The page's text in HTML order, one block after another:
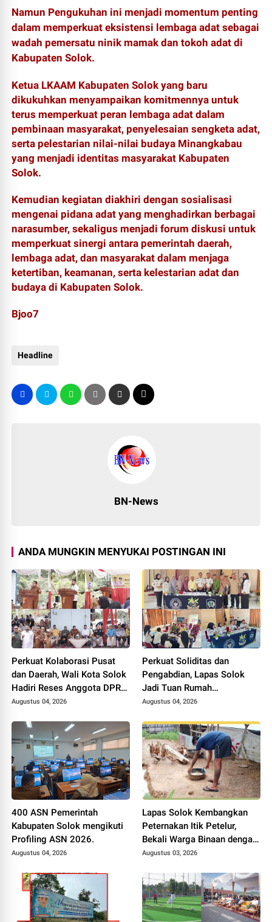
Namun Pengukuhan ini menjadi momentum penting
dalam memperkuat eksistensi lembaga adat sebagai
wadah pemersatu ninik mamak dan tokoh adat di
Kabupaten Solok.
Ketua LKAAM Kabupaten Solok yang baru
dikukuhkan menyampaikan komitmennya untuk
terus memperkuat peran lembaga adat dalam
pembinaan masyarakat, penyelesaian sengketa adat,
serta pelestarian nilai-nilai budaya Minangkabau
yang menjadi identitas masyarakat Kabupaten
Solok.
Kemudian kegiatan diakhiri dengan sosialisasi
mengenai pidana adat yang menghadirkan berbagai
narasumber, sekaligus menjadi forum diskusi untuk
memperkuat sinergi antara pemerintah daerah,
lembaga adat, dan masyarakat dalam menjaga
ketertiban, keamanan, serta kelestarian adat dan
budaya di Kabupaten Solok.
Bjoo7
Headline
BN-News
ANDA MUNGKIN MENYUKAI POSTINGAN INI
Perkuat Kolaborasi Pusat
dan Daerah, Wali Kota Solok
Hadiri Reses Anggota DPR
RI H. Zigo Rolanda
Augustus 04, 2026
Perkuat Soliditas dan
Pengabdian, Lapas Solok
Jadi Tuan Rumah
Musyawarah Pembentukan
Daerah.
Augustus 04, 2026
400 ASN Pemerintah
Kabupaten Solok mengikuti
Profiling ASN 2026.
Augustus 04, 2026
Lapas Solok Kembangkan
Peternakan Itik Petelur,
Bekali Warga Binaan dengan
Keterampilan Produktif.
Augustus 03, 2026